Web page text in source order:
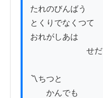
たれのびんばう
とくりでなくつて
おれがしあは
せだ
〽ちつと
かんでも